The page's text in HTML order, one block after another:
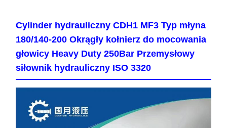
Cylinder hydrauliczny CDH1 MF3 Typ młyna
180/140-200 Okrągły kołnierz do mocowania
głowicy Heavy Duty 250Bar Przemysłowy
siłownik hydrauliczny ISO 3320